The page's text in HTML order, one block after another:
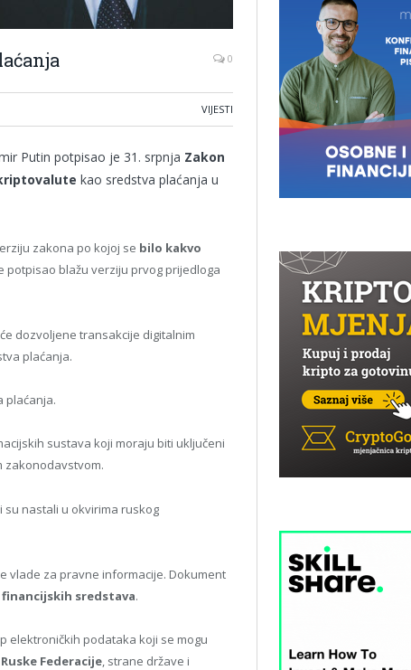
0
VIJESTI
Putin potpisao je 31. srpnja Zakon
kao sredstva plaćanja u
zakona po kojoj se bilo kakvo
potpisao blažu verziju prvog prijedloga
dozvoljene transakcije digitalnim
plaćanja.
plaćanja.
sustava koji moraju biti uključeni
zakonodavstvom.
nastali u okvirima ruskog
vlade za pravne informacije. Dokument
sredstava.
elektroničkih podataka koji se mogu
Federacije, strane države i